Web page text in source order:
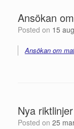
Ansökan
Posted on 15
Ansökan om
Nya
Posted on 25